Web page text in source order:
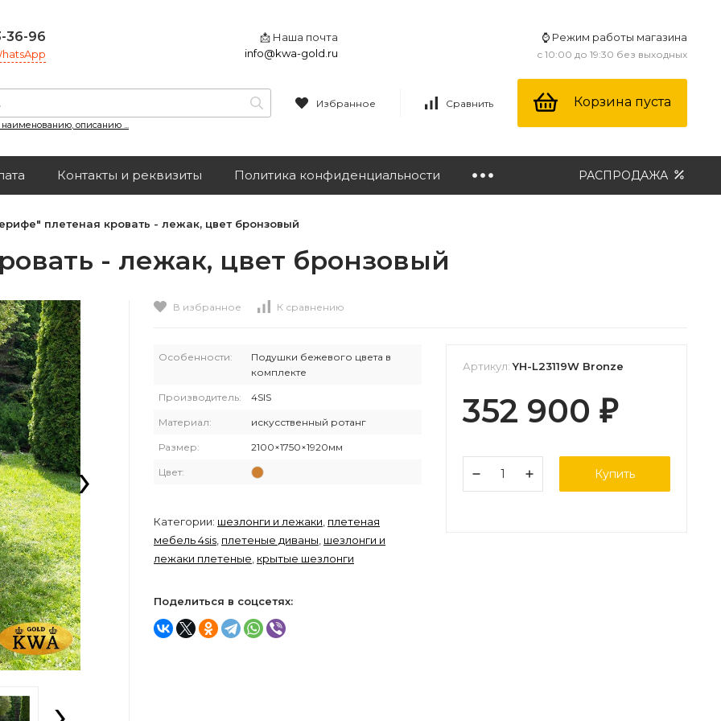
36-96
📩 Наша почта
info@kwa-gold.ru
⌚ Режим работы магазина
с 10:00 до 19:30 без выходных
наименованию, описанию ...
Избранное Сравнить Корзина пуста
Контакты и реквизиты Политика конфиденциальности РАСПРОДАЖА
плетеная кровать - лежак, цвет бронзовый
- лежак, цвет бронзовый
›
В избранное К сравнению
Особенности:
Подушки бежевого цвета в
комплекте
Производитель: 4SIS
Материал: искусственный ротанг
Размер: 2100×1750×1920мм
Цвет:
Категории: шезлонги и лежаки плетеная
мебель 4sis плетеные диваны шезлонги и
лежаки плетеные крытые шезлонги
Поделиться в соцсетях:
Артикул:YH-L23119W Bronze
352 900 ₽
Купить